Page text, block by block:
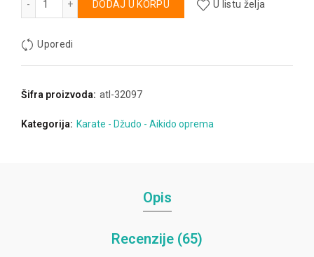
DODAJ U KORPU U listu želja
Uporedi
Šifra proizvoda: atl-32097
Kategorija: Karate - Džudo - Aikido oprema
Opis
Recenzije (65)